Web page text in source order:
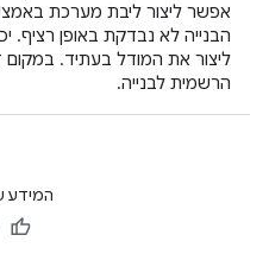
אפשר ליצור ליבת מערכת
הבנייה לא נבדקת באופן רציף.
ליצור את המודל בעתיד.
הרשמית לבנייה.
המידע